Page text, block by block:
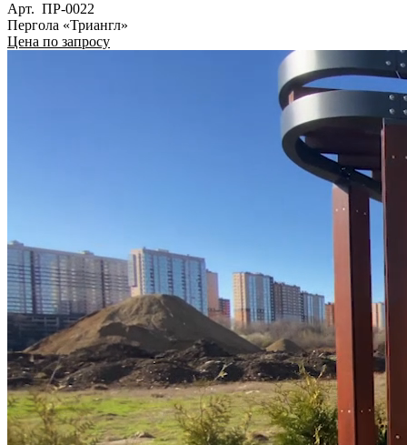
Арт. ПР-0022
Пергола «Триангл»
Цена по запросу